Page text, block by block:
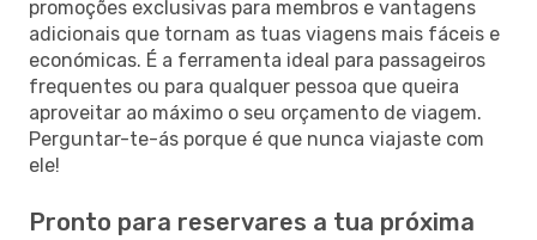
promoções exclusivas para membros e vantagens
adicionais que tornam as tuas viagens mais fáceis e
económicas. É a ferramenta ideal para passageiros
frequentes ou para qualquer pessoa que queira
aproveitar ao máximo o seu orçamento de viagem.
Perguntar-te-ás porque é que nunca viajaste com
ele!
Pronto para reservares a tua próxima